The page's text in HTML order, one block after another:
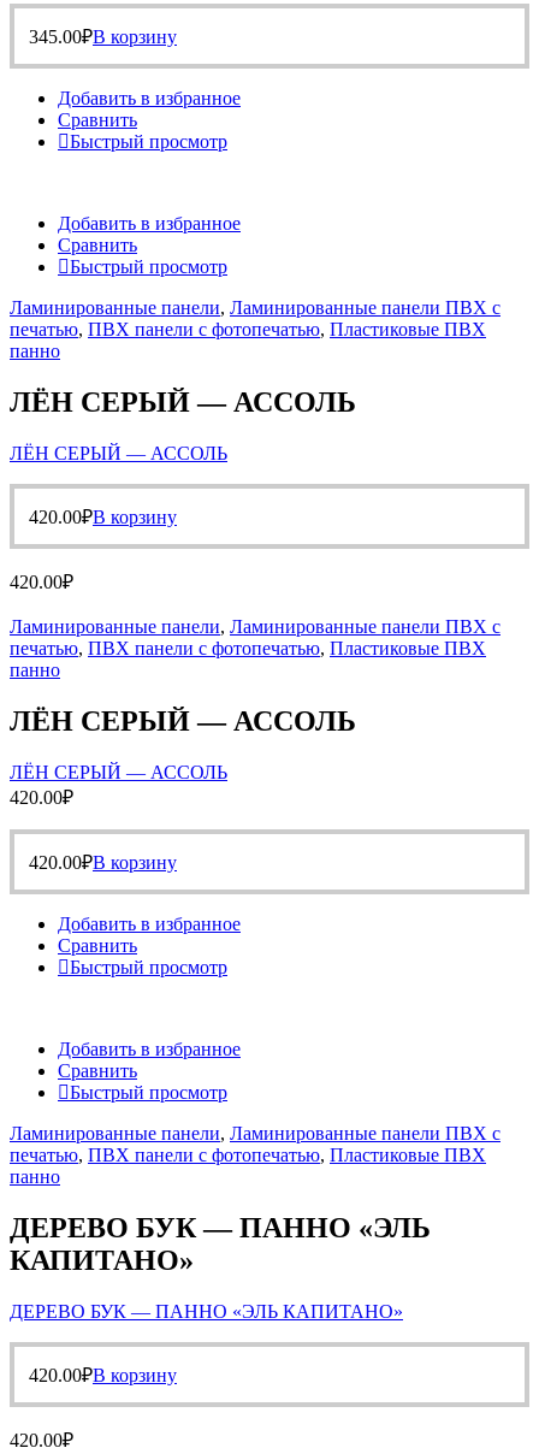
345.00₽В корзину
Добавить в избранное
Сравнить
Быстрый просмотр
Добавить в избранное
Сравнить
Быстрый просмотр
Ламинированные панели, Ламинированные панели ПВХ с
печатью, ПВХ панели с фотопечатью, Пластиковые ПВХ
панно
ЛЁН СЕРЫЙ — АССОЛЬ
ЛЁН СЕРЫЙ — АССОЛЬ
420.00₽В корзину
420.00₽
Ламинированные панели, Ламинированные панели ПВХ с
печатью, ПВХ панели с фотопечатью, Пластиковые ПВХ
панно
ЛЁН СЕРЫЙ — АССОЛЬ
ЛЁН СЕРЫЙ — АССОЛЬ
420.00₽
420.00₽В корзину
Добавить в избранное
Сравнить
Быстрый просмотр
Добавить в избранное
Сравнить
Быстрый просмотр
Ламинированные панели, Ламинированные панели ПВХ с
печатью, ПВХ панели с фотопечатью, Пластиковые ПВХ
панно
ДЕРЕВО БУК — ПАННО «ЭЛЬ
КАПИТАНО»
ДЕРЕВО БУК — ПАННО «ЭЛЬ КАПИТАНО»
420.00₽В корзину
420.00₽